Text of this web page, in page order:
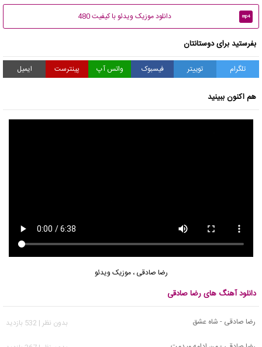
mp4 دانلود موزیک ویدئو با کیفیت 480
بفرستید برای دوستانتان
تلگرام توییتر فیسبوک واتس آپ پینترست ایمیل
هم اکنون ببینید
رضا صادقی ،موزیک ویدئو
دانلود آهنگ های رضا صادقی
رضا صادقی - شاه عشق
بدون نظر | 532 بازدید